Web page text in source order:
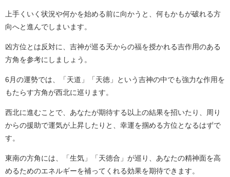
上手くいく状況や何かを始める前に向かうと、何もかもが破れる方
向へと進んでしまいます。
凶方位とは反対に、吉神が巡る天からの福を授かれる吉作用のある
方角を参考にしましょう。
6月の運勢では、「天道」「天徳」という吉神の中でも強力な作用を
もたらす方角が西北に巡ります。
西北に進むことで、あなたが期待する以上の結果を招いたり、周り
からの援助で運気が上昇したりと、幸運を掴める方位となるはずで
す。
東南の方角には、「生気」「天徳合」が巡り、あなたの精神面を高
めるためのエネルギーを補ってくれる効果を期待できます。